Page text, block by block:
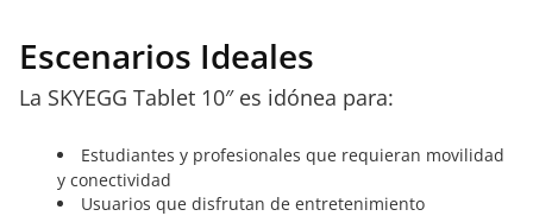
Escenarios Ideales
La SKYEGG Tablet 10″ es idónea para:
Estudiantes y profesionales que requieran movilidad
y conectividad
Usuarios que disfrutan de entretenimiento